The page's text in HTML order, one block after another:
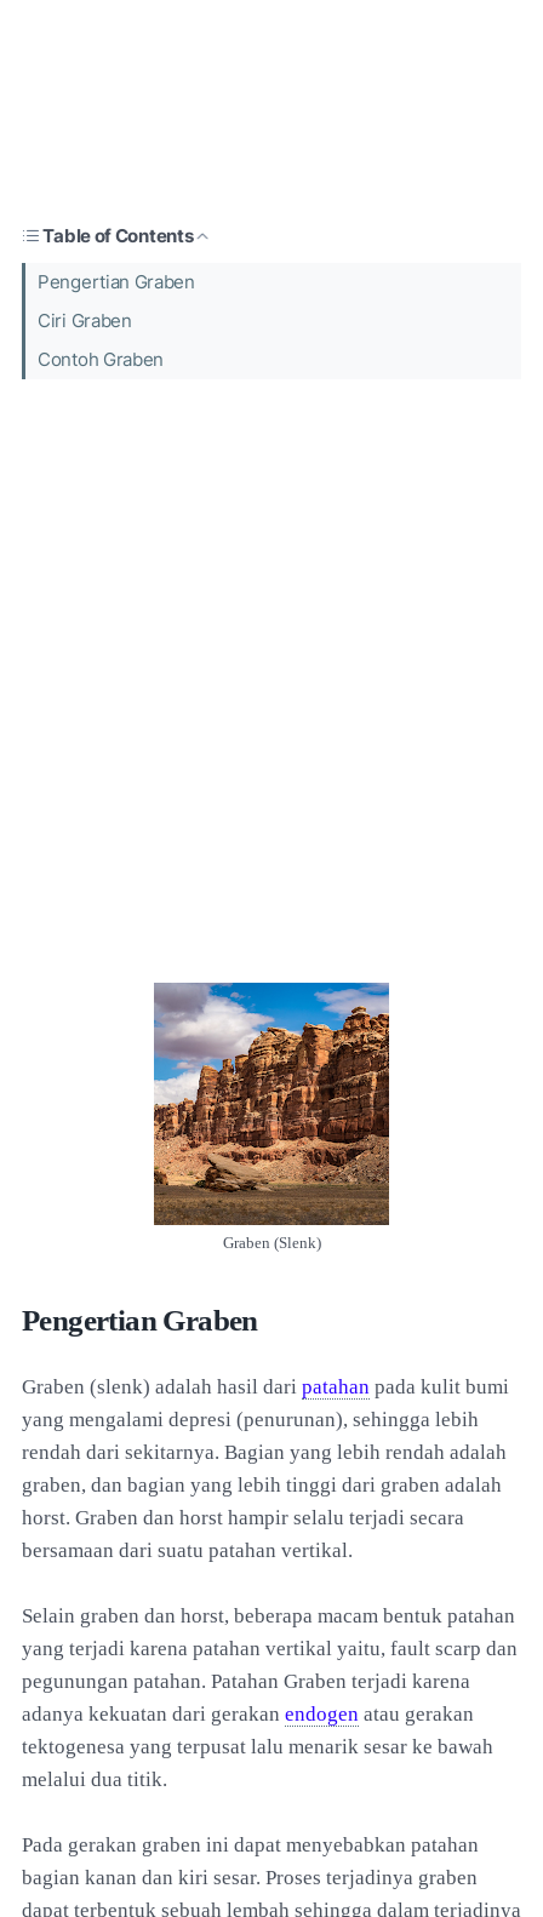
Table of Contents
Pengertian Graben
Ciri Graben
Contoh Graben
Graben (Slenk)
Pengertian Graben
Graben (slenk) adalah hasil dari patahan pada kulit bumi
yang mengalami depresi (penurunan), sehingga lebih
rendah dari sekitarnya. Bagian yang lebih rendah adalah
graben, dan bagian yang lebih tinggi dari graben adalah
horst. Graben dan horst hampir selalu terjadi secara
bersamaan dari suatu patahan vertikal.
Selain graben dan horst, beberapa macam bentuk patahan
yang terjadi karena patahan vertikal yaitu, fault scarp dan
pegunungan patahan. Patahan Graben terjadi karena
adanya kekuatan dari gerakan endogen atau gerakan
tektogenesa yang terpusat lalu menarik sesar ke bawah
melalui dua titik.
Pada gerakan graben ini dapat menyebabkan patahan
bagian kanan dan kiri sesar. Proses terjadinya graben
dapat terbentuk sebuah lembah sehingga dalam terjadinya